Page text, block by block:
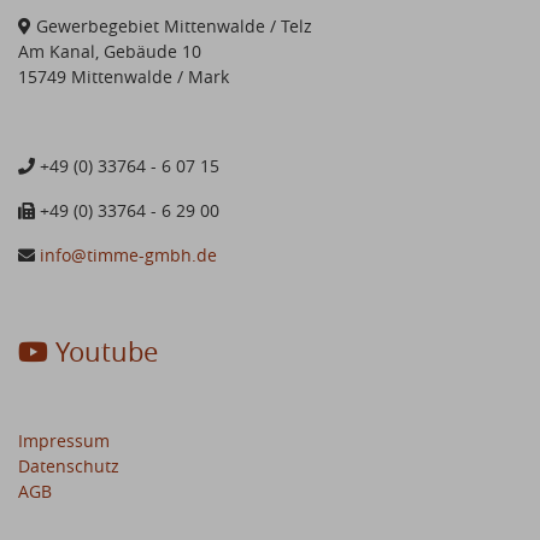
Gewerbegebiet Mittenwalde / Telz
Am Kanal, Gebäude 10
15749 Mittenwalde / Mark
+49 (0) 33764 - 6 07 15
+49 (0) 33764 - 6 29 00
info@timme-gmbh.de
Youtube
Impressum
Datenschutz
AGB